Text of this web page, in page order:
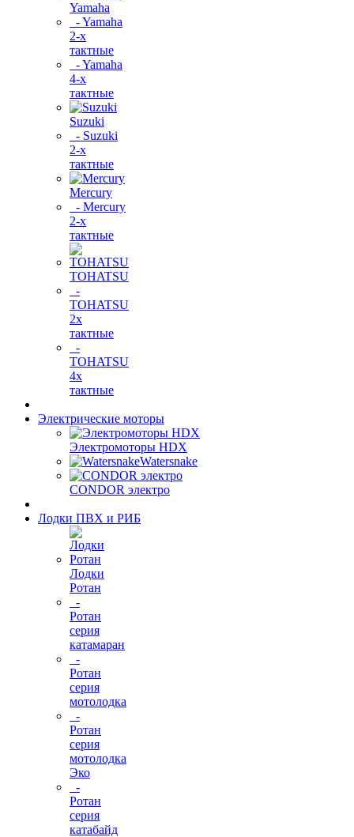
Yamaha
- Yamaha
2-х
тактные
- Yamaha
4-х
тактные
Suzuki
- Suzuki
2-х
тактные
Mercury
- Mercury
2-х
тактные
TOHATSU
-
TOHATSU
2х
тактные
-
TOHATSU
4х
тактные
Электрические моторы
Электромоторы HDX
Watersnake
CONDOR электро
Лодки ПВХ и РИБ
Лодки
Ротан
-
Ротан
серия
катамаран
-
Ротан
серия
мотолодка
-
Ротан
серия
мотолодка
Эко
-
Ротан
серия
катабайд